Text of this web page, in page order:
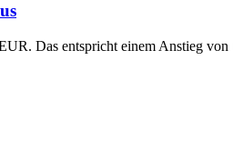
Das entspricht einem Anstieg